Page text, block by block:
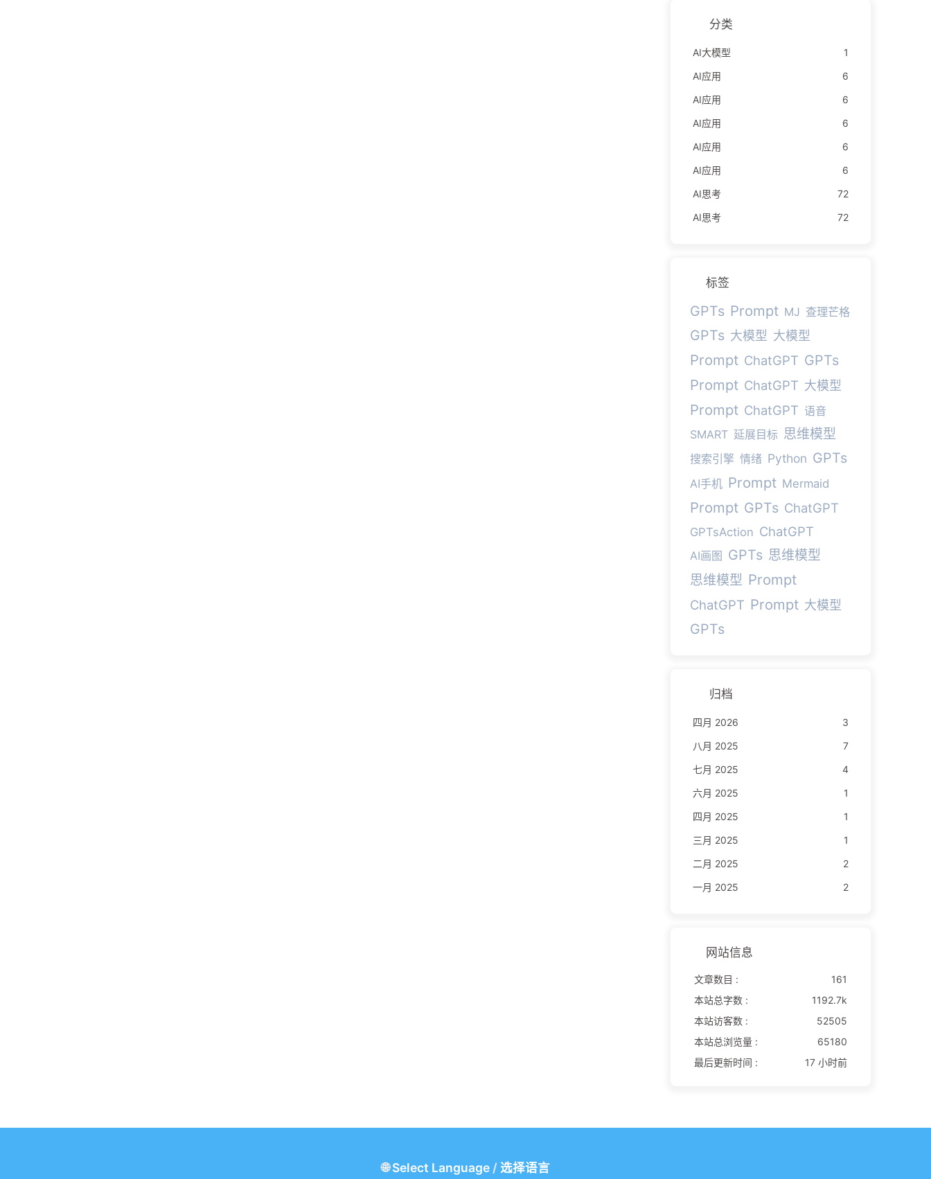
分类
AI大模型
1
AI应用
6
AI应用
6
AI应用
6
AI应用
6
AI应用
6
AI思考
72
AI思考
72
标签
GPTs Prompt MJ 查理芒格
GPTs 大模型 大模型
Prompt ChatGPT GPTs
Prompt ChatGPT 大模型
Prompt ChatGPT 语音
SMART 延展目标 思维模型
搜索引擎 情绪 Python GPTs
AI手机 Prompt Mermaid
Prompt GPTs ChatGPT
GPTsAction ChatGPT
AI画图 GPTs 思维模型
思维模型 Prompt
ChatGPT Prompt 大模型
GPTs
归档
四月 2026
3
八月 2025
7
七月 2025
4
六月 2025
1
四月 2025
1
三月 2025
1
二月 2025
2
一月 2025
2
网站信息
文章数目 :
161
本站总字数 :
1192.7k
本站访客数 :
52505
本站总浏览量 :
65180
最后更新时间 :
17 小时前
🌐Select Language/ 选择语言